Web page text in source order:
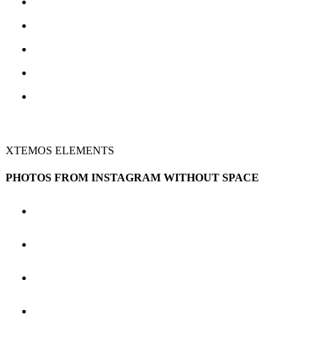
XTEMOS ELEMENTS
PHOTOS FROM INSTAGRAM WITHOUT SPACE